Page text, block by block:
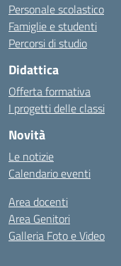
Personale scolastico
Famiglie e studenti
Percorsi di studio
Didattica
Offerta formativa
I progetti delle classi
Novità
Le notizie
Calendario eventi
Area docenti
Area Genitori
Galleria Foto e Video